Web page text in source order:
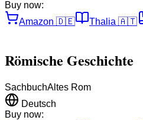
Buy now:
Amazon 🇩🇪 Thalia 🇦🇹
Römische Geschichte
SachbuchAltes Rom
Deutsch
Buy now: